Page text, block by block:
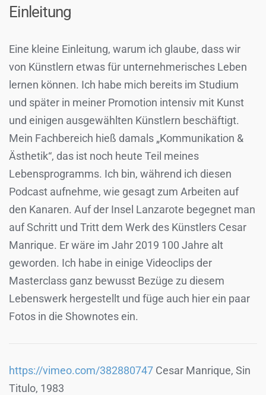
Einleitung
Eine kleine Einleitung, warum ich glaube, dass wir
von Künstlern etwas für unternehmerisches Leben
lernen können. Ich habe mich bereits im Studium
und später in meiner Promotion intensiv mit Kunst
und einigen ausgewählten Künstlern beschäftigt.
Mein Fachbereich hieß damals „Kommunikation &
Ästhetik“, das ist noch heute Teil meines
Lebensprogramms. Ich bin, während ich diesen
Podcast aufnehme, wie gesagt zum Arbeiten auf
den Kanaren. Auf der Insel Lanzarote begegnet man
auf Schritt und Tritt dem Werk des Künstlers Cesar
Manrique. Er wäre im Jahr 2019 100 Jahre alt
geworden. Ich habe in einige Videoclips der
Masterclass ganz bewusst Bezüge zu diesem
Lebenswerk hergestellt und füge auch hier ein paar
Fotos in die Shownotes ein.
https://vimeo.com/382880747 Cesar Manrique, Sin
Titulo, 1983